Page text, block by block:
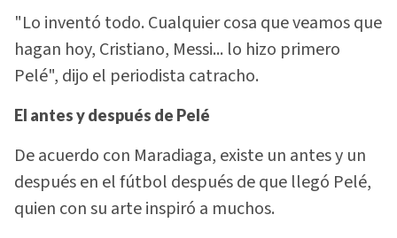
"Lo inventó todo. Cualquier cosa que veamos que
hagan hoy, Cristiano, Messi... lo hizo primero
Pelé", dijo el periodista catracho.
El antes y después de Pelé
De acuerdo con Maradiaga, existe un antes y un
después en el fútbol después de que llegó Pelé,
quien con su arte inspiró a muchos.